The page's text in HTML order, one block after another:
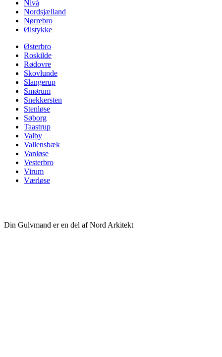
Nivå
Nordsjælland
Nørrebro
Ølstykke
Østerbro
Roskilde
Rødovre
Skovlunde
Slangerup
Smørum
Snekkersten
Stenløse
Søborg
Taastrup
Valby
Vallensbæk
Vanløse
Vesterbro
Virum
Værløse
Din Gulvmand er en del af Nord Arkitekt